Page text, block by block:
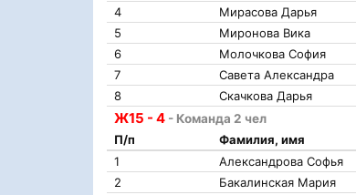
4
Мирасова Дарья
5
Миронова Вика
6
Молочкова София
7
Савета Александра
8
Скачкова Дарья
Ж15 - 4 - Команда 2 чел
П/п
Фамилия, имя
1
Александрова Софья
2
Бакалинская Мария